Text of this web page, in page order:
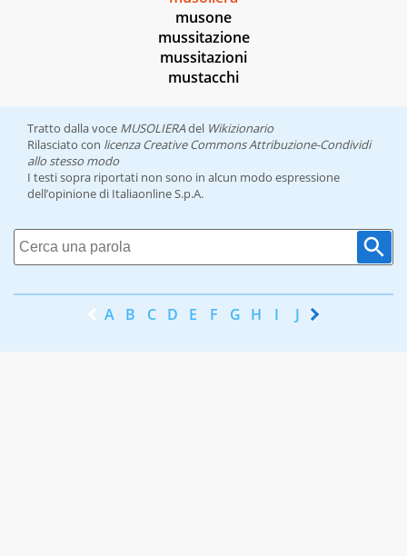
musone
mussitazione
mussitazioni
mustacchi
Tratto dalla voce MUSOLIERAdel Wikizionario
Rilasciato con licenza Creative Commons Attribuzione-Condividi
allo stesso modo
I testi sopra riportati non sono in alcun modo espressione
dell’opinione di Italiaonline S.p.A.
A B C D E F G H I J K